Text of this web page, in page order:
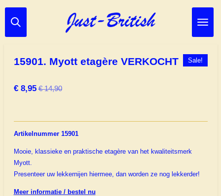
Ga
direct
15901. Myott etagère VERKOCHT Sale!
€ 8,95 € 14,90
Artikelnummer 15901
Mooie, klassieke en praktische etagère van het kwaliteitsmerk
Myott.
Presenteer uw lekkernijen hiermee, dan worden ze nog lekkerder!
Meer informatie / bestel nu